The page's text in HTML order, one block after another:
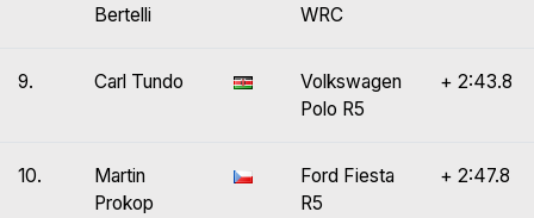
Bertelli
WRC
9. Carl Tundo
Volkswagen
Polo R5
+ 2:43.8
10.
Martin
Prokop
Ford Fiesta
R5
+ 2:47.8